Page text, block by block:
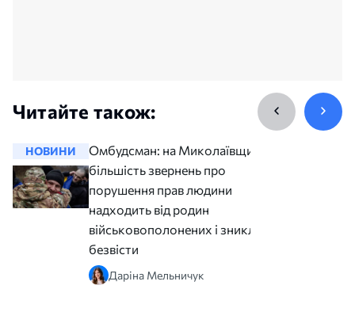
Читайте також:
НОВИНИ
Омбудсман: на Миколаївщині
більшість звернень про
порушення прав людини
надходить від родин
військовополонених і зниклих
безвісти
Даріна Мельничук